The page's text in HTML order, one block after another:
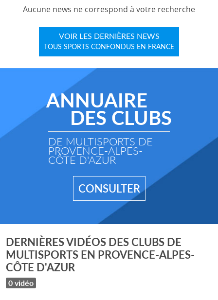
Aucune news ne correspond à votre recherche
VOIR LES DERNIÈRES NEWS
TOUS SPORTS CONFONDUS EN FRANCE
ANNUAIRE
DES CLUBS
DE MULTISPORTS DE
PROVENCE-ALPES-
CÔTE D'AZUR
CONSULTER
DERNIÈRES VIDÉOS DES CLUBS DE
MULTISPORTS EN PROVENCE-ALPES-
CÔTE D'AZUR
0 vidéo